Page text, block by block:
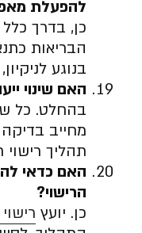
להפעלת
כן, בדרך
הבריאות
בנוגע
האם שינוי
בהחלט. כל
מחייב
תהליך
האם כדאי
הרישוי?
כן. יועץ